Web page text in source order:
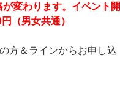
変わります。イベント開
（男女共通）
方＆ラインからお申し込